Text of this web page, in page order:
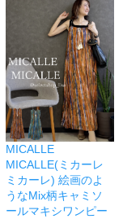
MICALLE
MICALLE(ミカーレ
ミカーレ) 絵画のよ
うなMix柄キャミソ
ールマキシワンピー